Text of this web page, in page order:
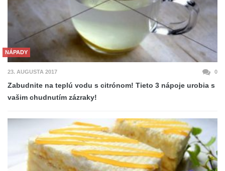
NÁPADY
23. AUGUSTA 2017 0
Zabudnite na teplú vodu s citrónom! Tieto 3 nápoje urobia s
vašim chudnutím zázraky!